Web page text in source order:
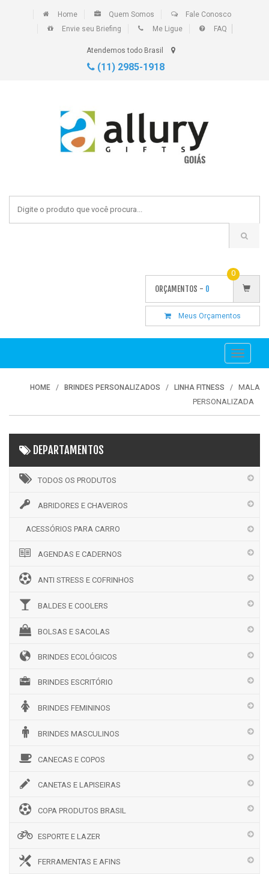
Home Quem Somos
Fale Conosco
Envie seu Briefing
Me Ligue FAQ
Atendemos todo Brasil
(11) 2985-1918
ORÇAMENTOS - 0
0
Meus Orçamentos
Toggle
HOME BRINDES PERSONALIZADOS LINHA FITNESS
MALA
PERSONALIZADA
DEPARTAMENTOS
TODOS OS PRODUTOS
ABRIDORES E CHAVEIROS
ACESSÓRIOS PARA CARRO
AGENDAS E CADERNOS
ANTI STRESS E COFRINHOS
BALDES E COOLERS
BOLSAS E SACOLAS
BRINDES ECOLÓGICOS
BRINDES ESCRITÓRIO
BRINDES FEMININOS
BRINDES MASCULINOS
CANECAS E COPOS
CANETAS E LAPISEIRAS
COPA PRODUTOS BRASIL
ESPORTE E LAZER
FERRAMENTAS E AFINS